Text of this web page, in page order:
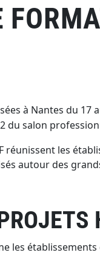
à Nantes du
du salon
réunissent les
autour des
les